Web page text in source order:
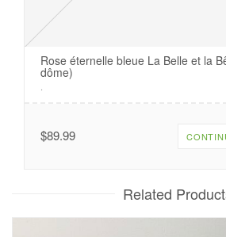
Rose éternelle bleue La Belle et la
dôme)
$89.99
Related